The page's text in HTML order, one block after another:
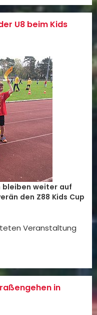
U8 beim Kids
bleiben weiter auf
den Z88 Kids Cup
Veranstaltung
in